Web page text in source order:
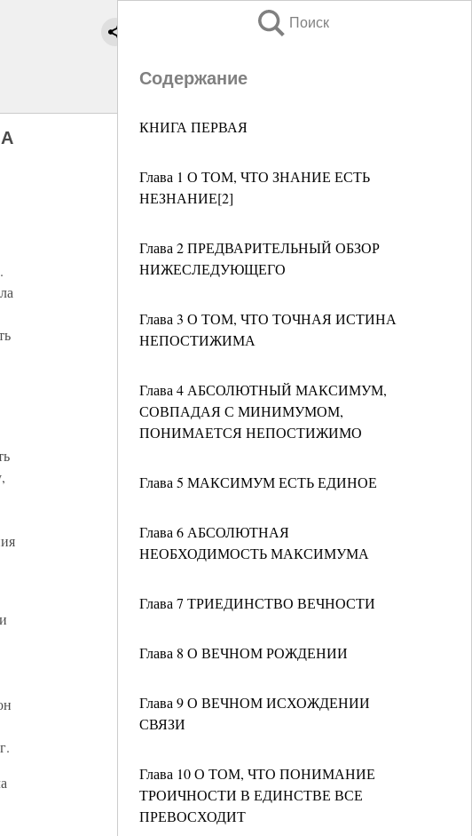
Поиск
Содержание
КНИГА ПЕРВАЯ
Глава 1 О ТОМ, ЧТО ЗНАНИЕ ЕСТЬ
НЕЗНАНИЕ[2]
Глава 2 ПРЕДВАРИТЕЛЬНЫЙ ОБЗОР
НИЖЕСЛЕДУЮЩЕГО
Глава 3 О ТОМ, ЧТО ТОЧНАЯ ИСТИНА
НЕПОСТИЖИМА
Глава 4 АБСОЛЮТНЫЙ МАКСИМУМ,
СОВПАДАЯ С МИНИМУМОМ,
ПОНИМАЕТСЯ НЕПОСТИЖИМО
Глава 5 МАКСИМУМ ЕСТЬ ЕДИНОЕ
Глава 6 АБСОЛЮТНАЯ
НЕОБХОДИМОСТЬ МАКСИМУМА
Глава 7 ТРИЕДИНСТВО ВЕЧНОСТИ
Глава 8 О ВЕЧНОМ РОЖДЕНИИ
Глава 9 О ВЕЧНОМ ИСХОЖДЕНИИ
СВЯЗИ
Глава 10 О ТОМ, ЧТО ПОНИМАНИЕ
ТРОИЧНОСТИ В ЕДИНСТВЕ ВСЕ
ПРЕВОСХОДИТ